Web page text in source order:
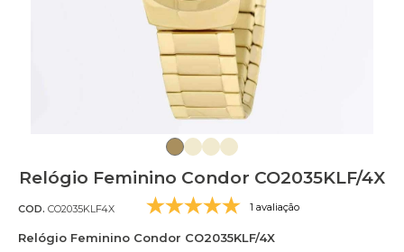
Relógio Feminino Condor CO2035KLF/4X
COD. CO2035KLF4X 1 avaliação
Relógio Feminino Condor CO2035KLF/4X